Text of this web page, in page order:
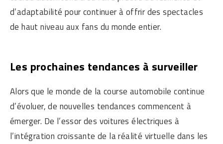
d’adaptabilité pour continuer à offrir des spectacles
de haut niveau aux fans du monde entier.
Les prochaines tendances à surveiller
Alors que le monde de la course automobile continue
d’évoluer, de nouvelles tendances commencent à
émerger. De l’essor des voitures électriques à
l’intégration croissante de la réalité virtuelle dans les